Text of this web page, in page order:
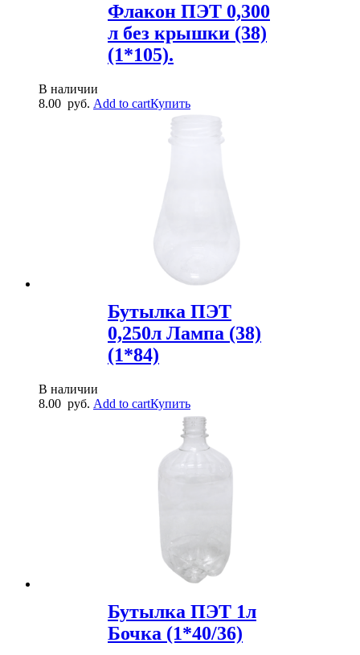
Флакон ПЭТ 0,300
л без крышки (38)
(1*105).
В наличии
8.00 руб. Add to cartКупить
Бутылка ПЭТ
0,250л Лампа (38)
(1*84)
В наличии
8.00 руб. Add to cartКупить
Бутылка ПЭТ 1л
Бочка (1*40/36)